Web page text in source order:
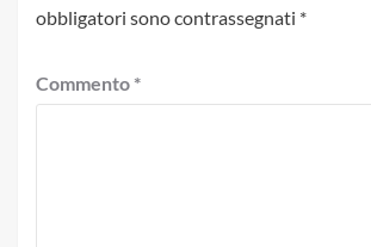
obbligatori sono contrassegnati *
Commento *